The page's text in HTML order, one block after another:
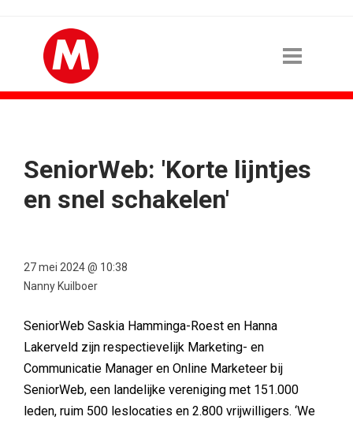
SeniorWeb: 'Korte lijntjes
en snel schakelen'
27 mei 2024 @ 10:38
Nanny Kuilboer
SeniorWeb Saskia Hamminga-Roest en Hanna
Lakerveld zijn respectievelijk Marketing- en
Communicatie Manager en Online Marketeer bij
SeniorWeb, een landelijke vereniging met 151.000
leden, ruim 500 leslocaties en 2.800 vrijwilligers. ‘We